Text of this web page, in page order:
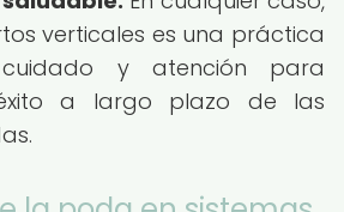
verticales es una práctica
y atención para
a largo plazo de las